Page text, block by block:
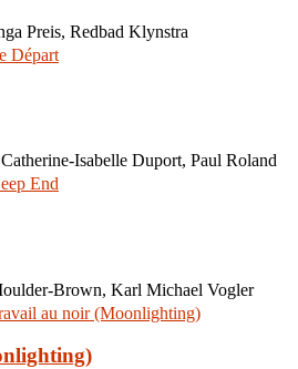
Preis, Redbad Klynstra
Isabelle Duport, Paul Roland
Brown, Karl Michael Vogler